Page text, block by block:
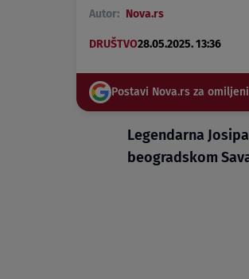
Autor: Nova.rs
DRUŠTVO28.05.2025. 13:36
Postavi Nova.rs za
Legendarna
beogradskom